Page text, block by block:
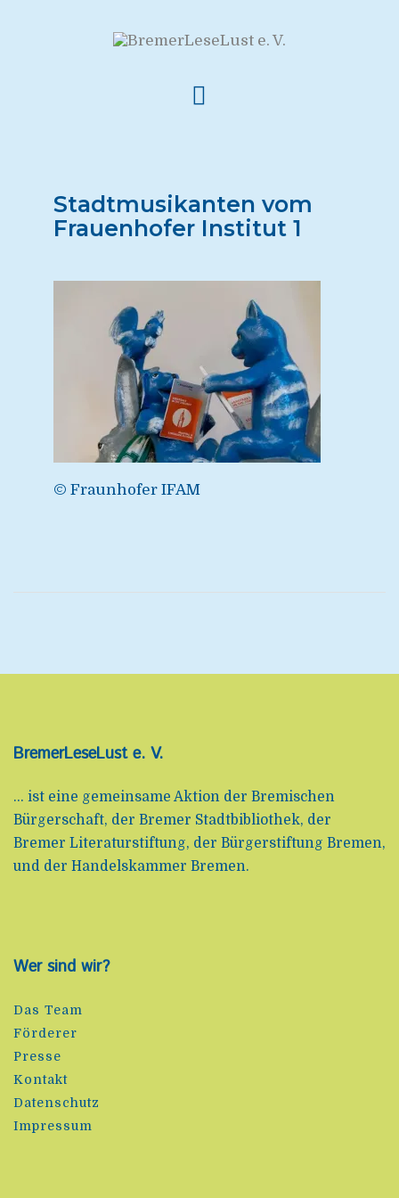
Stadtmusikanten vom
Frauenhofer Institut 1
© Fraunhofer IFAM
BremerLeseLust e. V.
... ist eine gemeinsame Aktion der Bremischen
Bürgerschaft, der Bremer Stadtbibliothek, der
Bremer Literaturstiftung, der Bürgerstiftung Bremen,
und der Handelskammer Bremen.
Wer sind wir?
Das Team
Förderer
Presse
Kontakt
Datenschutz
Impressum